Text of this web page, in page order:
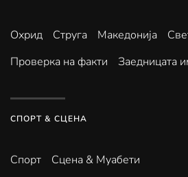
Охрид Струга Македонија
Проверка на факти
Заедницата
СПОРТ & СЦЕНА
Спорт Сцена & Муабети